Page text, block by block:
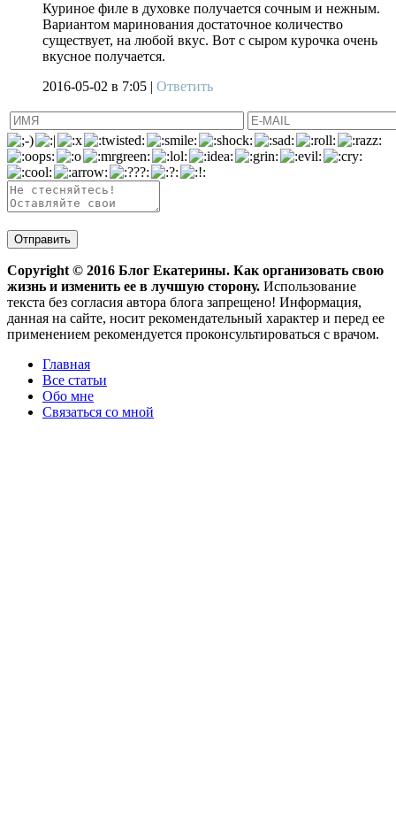
Куриное филе в духовке получается сочным и нежным.
Вариантом маринования достаточное количество
существует, на любой вкус. Вот с сыром курочка очень
вкусное получается.
2016-05-02 в 7:05 | Ответить
Copyright © 2016 Блог Екатерины. Как организовать свою
жизнь и изменить ее в лучшую сторону. Использование
текста без согласия автора блога запрещено! Информация,
данная на сайте, носит рекомендательный характер и перед ее
применением рекомендуется проконсультироваться с врачом.
Главная
Все статьи
Обо мне
Связаться со мной